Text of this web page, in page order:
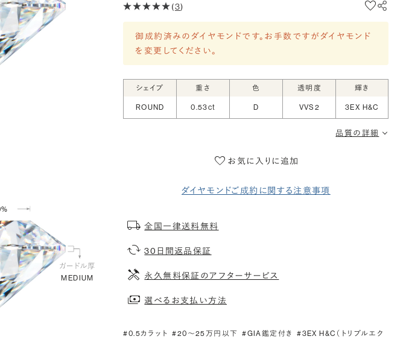
MEDIUM
(3)
御成約済みのダイヤモンドです。お手数ですがダイヤモンド
を変更してください。
シェイプ 重さ 色 透明度 輝き
ROUND 0.53ct D VVS2 3EX H&C
品質の詳細
お気に入りに追加
ダイヤモンドご成約に関する注意事項
全国一律送料無料
30日間返品保証
永久無料保証のアフターサービス
選べるお支払い方法
#0.5カラット #20〜25万円以下 #GIA鑑定付き
#3EX H&C（トリプルエク